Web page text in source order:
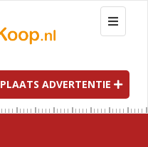
T
o
g
l
e
n
PLAATS ADVERTENTIE